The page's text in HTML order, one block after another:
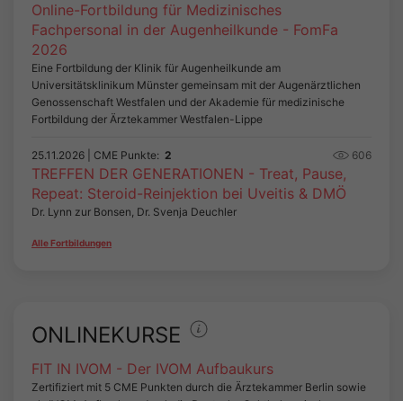
Online-Fortbildung für Medizinisches
Fachpersonal in der Augenheilkunde - FomFa
2026
Eine Fortbildung der Klinik für Augenheilkunde am
Universitätsklinikum Münster gemeinsam mit der Augenärztlichen
Genossenschaft Westfalen und der Akademie für medizinische
Fortbildung der Ärztekammer Westfalen-Lippe
25.11.2026 | CME Punkte: 2 606
TREFFEN DER GENERATIONEN - Treat, Pause,
Repeat: Steroid-Reinjektion bei Uveitis & DMÖ
Dr. Lynn zur Bonsen, Dr. Svenja Deuchler
Alle Fortbildungen
ONLINEKURSE
FIT IN IVOM - Der IVOM Aufbaukurs
Zertifiziert mit 5 CME Punkten durch die Ärztekammer Berlin sowie